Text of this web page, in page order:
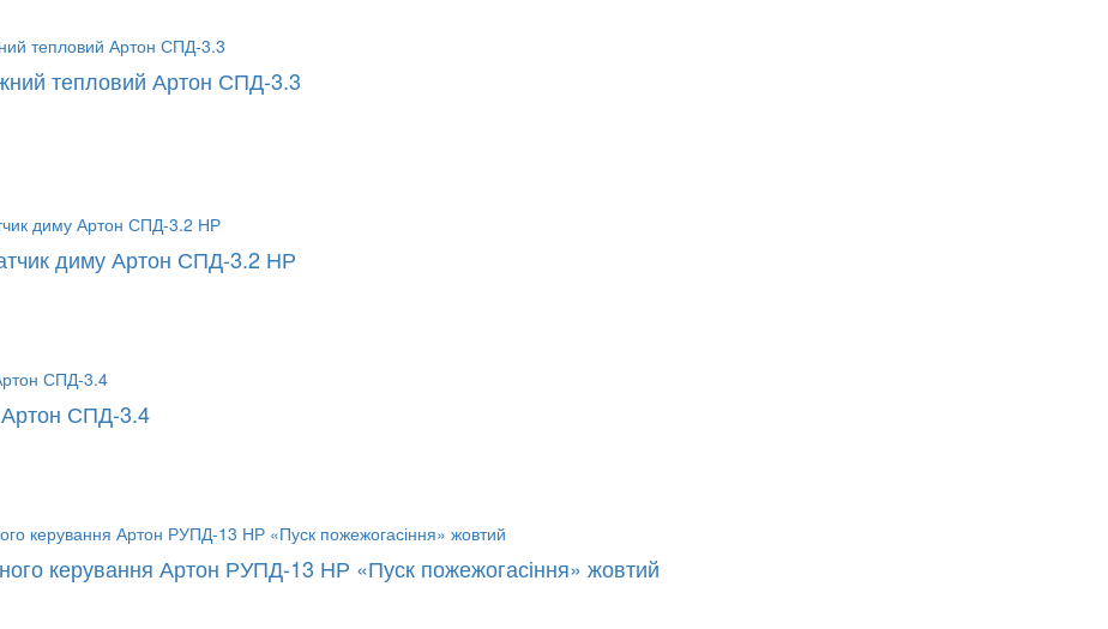
тепловий Артон СПД-3.3
диму Артон СПД-3.2 НР
СПД-3.4
керування Артон РУПД-13 НР «Пуск пожежогасіння» жовтий